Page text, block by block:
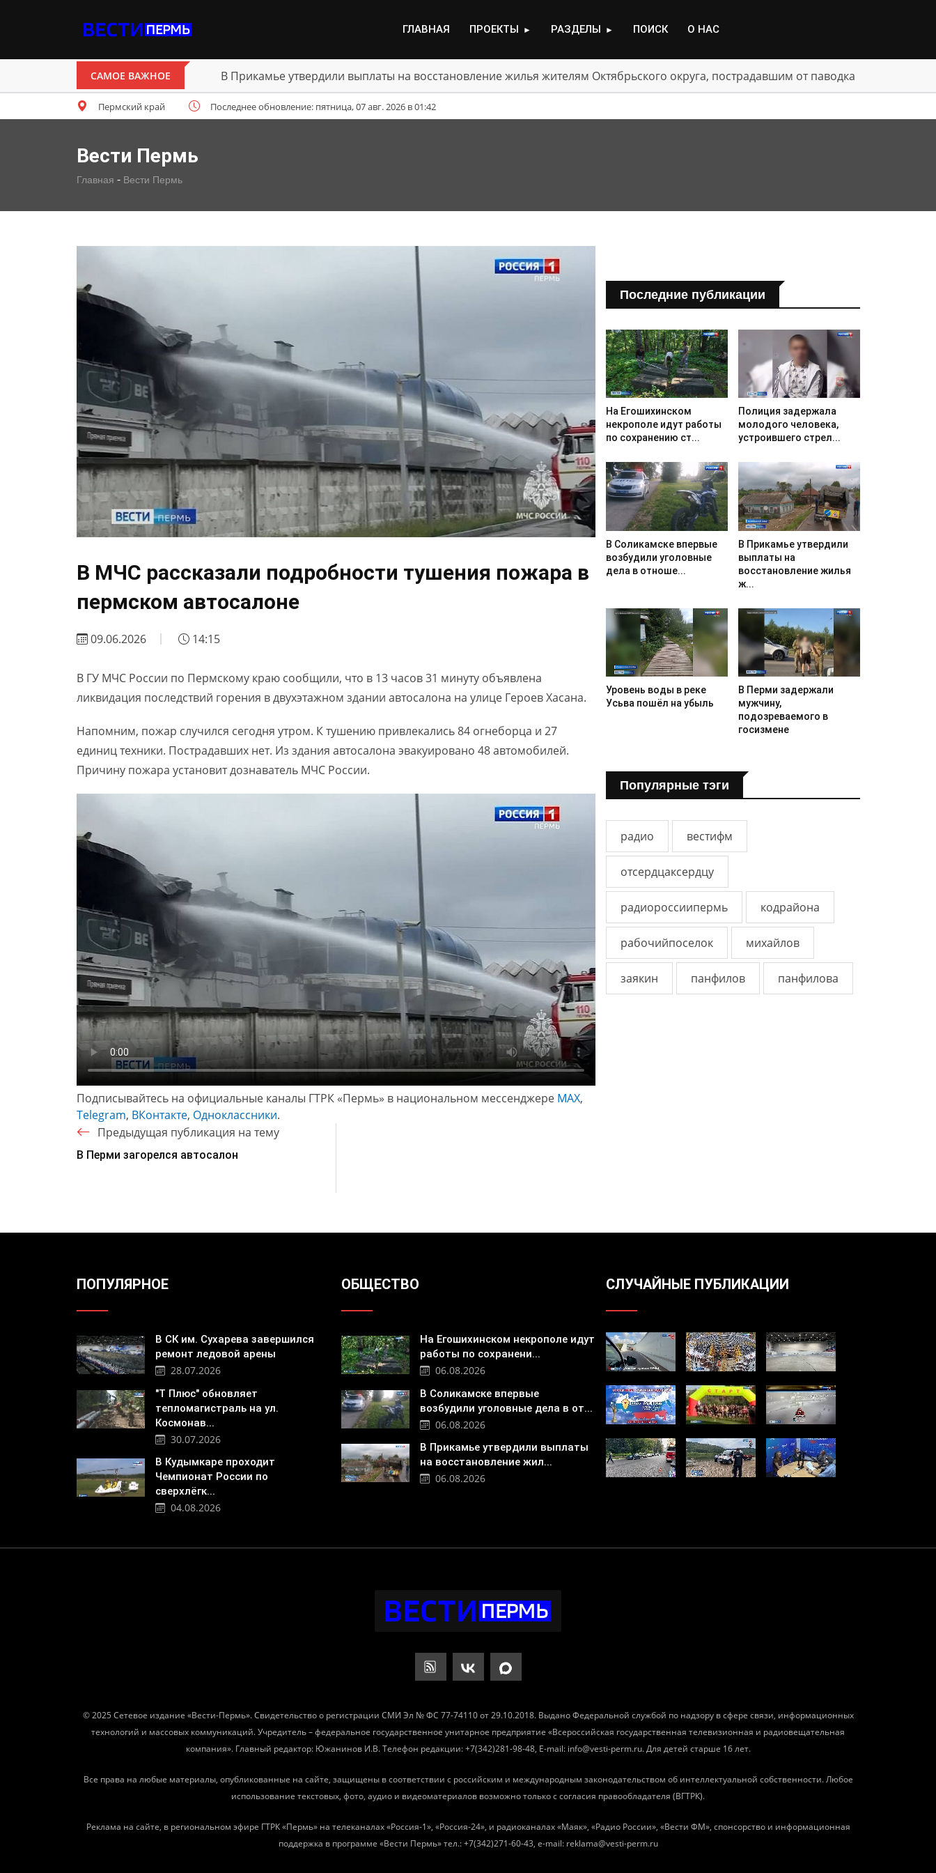
ГЛАВНАЯ ПРОЕКТЫ ► РАЗДЕЛЫ ► ПОИСК О НАС
САМОЕ ВАЖНОЕ В Прикамье утвердили выплаты на восстановление жилья жителям Октябрьского округа, пострадавшим от паводка
Пермский край Последнее обновление: пятница, 07 авг. 2026 в 01:42
Вести Пермь
Главная - Вести Пермь
В МЧС рассказали подробности тушения пожара в
пермском автосалоне
09.06.2026 14:15
В ГУ МЧС России по Пермскому краю сообщили, что в 13 часов 31 минуту объявлена
ликвидация последствий горения в двухэтажном здании автосалона на улице Героев Хасана.
Напомним, пожар случился сегодня утром. К тушению привлекались 84 огнеборца и 27
единиц техники. Пострадавших нет. Из здания автосалона эвакуировано 48 автомобилей.
Причину пожара установит дознаватель МЧС России.
Подписывайтесь на официальные каналы ГТРК «Пермь» в национальном мессенджере МАХ,
Telegram, ВКонтакте, Одноклассники.
Предыдущая публикация на тему
В Перми загорелся автосалон
Последние публикации
На Егошихинском
некрополе идут работы
по сохранению ст...
Полиция задержала
молодого человека,
устроившего стрел...
В Соликамске впервые
возбудили уголовные
дела в отноше...
В Прикамье утвердили
выплаты на
восстановление жилья
ж...
Уровень воды в реке
Усьва пошёл на убыль
В Перми задержали
мужчину,
подозреваемого в
госизмене
Популярные тэги
радио вестифм
отсердцаксердцу
радиороссиипермь кодрайона
рабочийпоселок михайлов
заякин панфилов панфилова
ПОПУЛЯРНОЕ
В СК им. Сухарева завершился
ремонт ледовой арены
28.07.2026
"Т Плюс" обновляет
тепломагистраль на ул.
Космонав...
30.07.2026
В Кудымкаре проходит
Чемпионат России по
сверхлёгк...
04.08.2026
ОБЩЕСТВО
На Егошихинском некрополе идут
работы по сохранени...
06.08.2026
В Соликамске впервые
возбудили уголовные дела в от...
06.08.2026
В Прикамье утвердили выплаты
на восстановление жил...
06.08.2026
СЛУЧАЙНЫЕ ПУБЛИКАЦИИ
© 2025 Сетевое издание «Вести-Пермь». Свидетельство о регистрации СМИ Эл № ФС 77-74110 от 29.10.2018. Выдано Федеральной службой по надзору в сфере связи, информационных
технологий и массовых коммуникаций. Учредитель – федеральное государственное унитарное предприятие «Всероссийская государственная телевизионная и радиовещательная
компания». Главный редактор: Южанинов И.В. Телефон редакции: +7(342)281-98-48, E-mail: info@vesti-perm.ru. Для детей старше 16 лет.
Все права на любые материалы, опубликованные на сайте, защищены в соответствии с российским и международным законодательством об интеллектуальной собственности. Любое
использование текстовых, фото, аудио и видеоматериалов возможно только с согласия правообладателя (ВГТРК).
Реклама на сайте, в региональном эфире ГТРК «Пермь» на телеканалах «Россия-1», «Россия-24», и радиоканалах «Маяк», «Радио России», «Вести ФМ», спонсорство и информационная
поддержка в программе «Вести Пермь» тел.: +7(342)271-60-43, e-mail: reklama@vesti-perm.ru